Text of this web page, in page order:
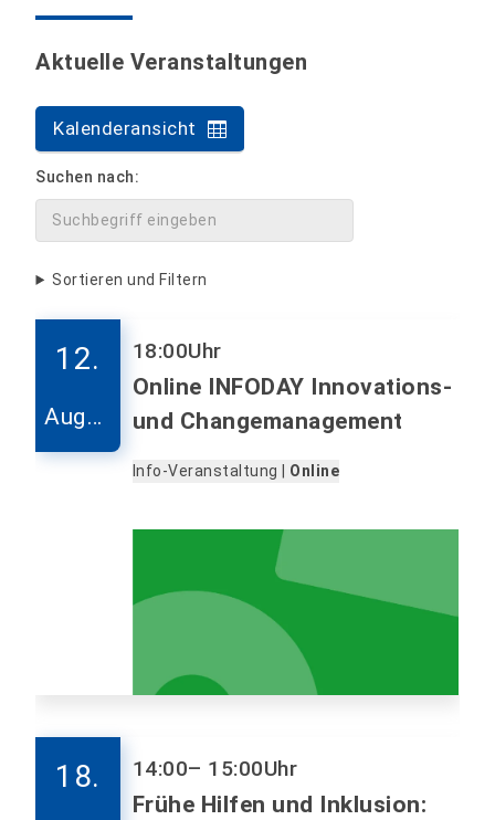
Aktuelle Veranstaltungen
Kalenderansicht
Suchen nach:
Sortieren und Filtern
12.
Augus
t
18:00Uhr
Online INFODAY Innovations-
und Changemanagement
Info-Veranstaltung | Online
18. 14:00– 15:00Uhr
Frühe Hilfen und Inklusion: